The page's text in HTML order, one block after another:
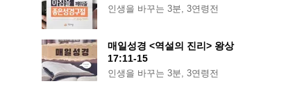
인생을 바꾸는 3분 3연령전
매일성경 <역설의 진리> 왕상
17:11-15
인생을 바꾸는 3분 3연령전